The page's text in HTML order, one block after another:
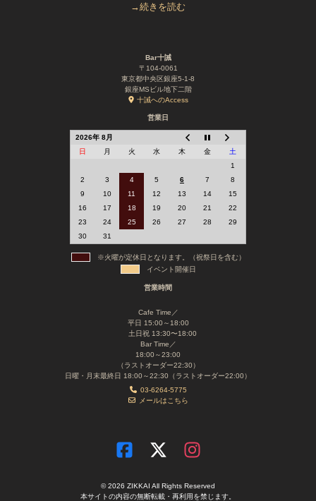
→続きを読む
Bar十誡
〒104-0061
東京都中央区銀座5-1-8
銀座MSビル地下二階
十誡へのAccess
営業日
2026年 8月
日
月 火 水 木 金
土
1
2
3 4 5 6 7
8
9
10 11 12 13 14
15
16
17 18 19 20 21
22
23
24 25 26 27 28
29
30
31
※火曜が定休日となります。（祝祭日を含む）
イベント開催日
営業時間
Cafe Time／
平日 15:00～18:00
土日祝 13:30〜18:00
Bar Time／
18:00～23:00
（ラストオーダー22:30）
日曜・月末最終日 18:00～22:30（ラストオーダー22:00）
03-6264-5775
メールはこちら
© 2026 ZIKKAI All Rights Reserved
本サイトの内容の無断転載・再利用を禁じます。